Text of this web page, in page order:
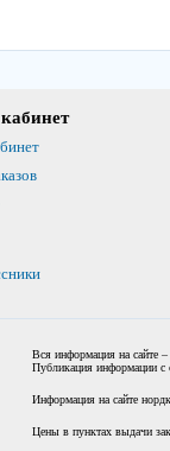
Вся информация на сайте –
Публикация информации с
Информация на сайте
Цены в пунктах выдачи